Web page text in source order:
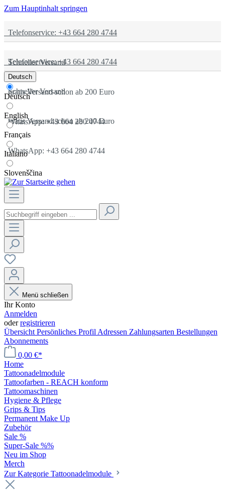
Zum Hauptinhalt springen
Telefonservice: +43 664 280 4744
Schneller Versand
gratis Versand schon ab 200 Euro
WhatsApp: +43 664 280 4744
Telefonservice: +43 664 280 4744
Schneller Versand
gratis Versand schon ab 200 Euro
WhatsApp: +43 664 280 4744
Deutsch
Deutsch
English
Français
Italiano
Slovenščina
Menü schließen
Ihr Konto
Anmelden
oderregistrieren
Übersicht Persönliches Profil Adressen Zahlungsarten Bestellungen
Abonnements
0,00 €*
Home
Tattoonadelmodule
Tattoofarben - REACH konform
Tattoomaschinen
Hygiene & Pflege
Grips & Tips
Permanent Make Up
Zubehör
Sale %
Super-Sale %%
Neu im Shop
Merch
Zur Kategorie Tattoonadelmodule